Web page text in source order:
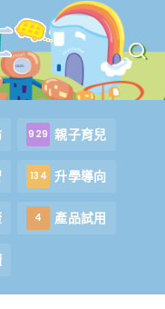
929 親子育兒
134 升學導向
4 產品試用